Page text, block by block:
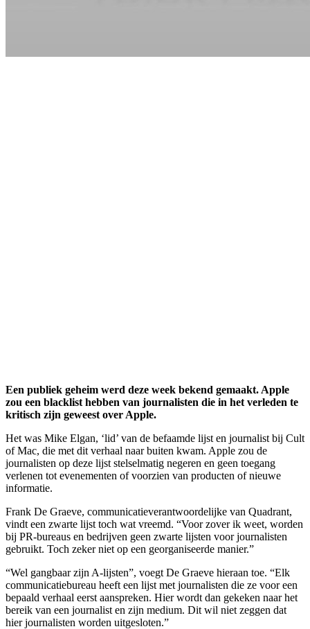
Een publiek geheim werd deze week bekend gemaakt. Apple
zou een blacklist hebben van journalisten die in het verleden te
kritisch zijn geweest over Apple.
Het was Mike Elgan, ‘lid’ van de befaamde lijst en journalist bij Cult
of Mac, die met dit verhaal naar buiten kwam. Apple zou de
journalisten op deze lijst stelselmatig negeren en geen toegang
verlenen tot evenementen of voorzien van producten of nieuwe
informatie.
Frank De Graeve, communicatieverantwoordelijke van Quadrant,
vindt een zwarte lijst toch wat vreemd. “Voor zover ik weet, worden
bij PR-bureaus en bedrijven geen zwarte lijsten voor journalisten
gebruikt. Toch zeker niet op een georganiseerde manier.”
“Wel gangbaar zijn A-lijsten”, voegt De Graeve hieraan toe. “Elk
communicatiebureau heeft een lijst met journalisten die ze voor een
bepaald verhaal eerst aanspreken. Hier wordt dan gekeken naar het
bereik van een journalist en zijn medium. Dit wil niet zeggen dat
hier journalisten worden uitgesloten.”